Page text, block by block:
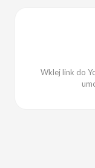
Wklej link do